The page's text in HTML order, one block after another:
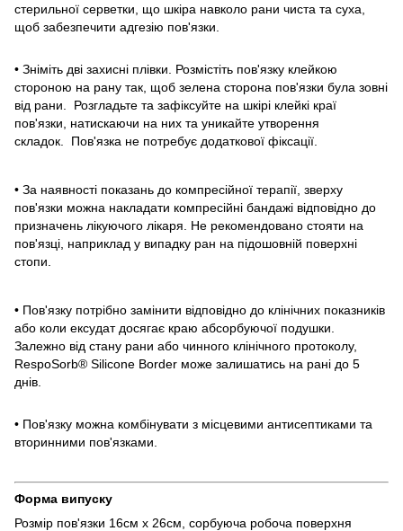
стерильної серветки, що шкіра навколо рани чиста та суха,
щоб забезпечити адгезію пов'язки.
• Зніміть дві захисні плівки. Розмістіть пов'язку клейкою
стороною на рану так, щоб зелена сторона пов'язки була зовні
від рани. Розгладьте та зафіксуйте на шкірі клейкі краї
пов'язки, натискаючи на них та уникайте утворення
складок. Пов'язка не потребує додаткової фіксації.
• За наявності показань до компресійної терапії, зверху
пов'язки можна накладати компресійні бандажі відповідно до
призначень лікуючого лікаря. Не рекомендовано стояти на
пов'язці, наприклад у випадку ран на підошовній поверхні
стопи.
• Пов'язку потрібно замінити відповідно до клінічних показників
або коли ексудат досягає краю абсорбуючої подушки.
Залежно від стану рани або чинного клінічного протоколу,
RespoSorb® Silicone Border може залишатись на рані до 5
днів.
• Пов'язку можна комбінувати з місцевими антисептиками та
вторинними пов'язками.
Форма випуску
Розмір пов'язки 16см х 26см, сорбуюча робоча поверхня